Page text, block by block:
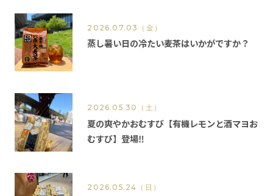
2026.07.03 （金）
蒸し暑い日の冷たい麦茶はいかがですか？
2026.05.30 （土）
夏の爽やかおむすび【有機レモンと酒マヨお
むすび】登場‼️
2026.05.24 （日）